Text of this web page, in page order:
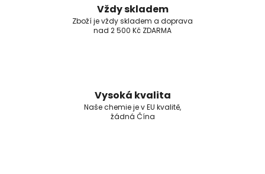
Vždy skladem
Zboží je vždy skladem a doprava
nad 2 500 Kč ZDARMA
Vysoká kvalita
Naše chemie je v EU kvalitě,
žádná Čína